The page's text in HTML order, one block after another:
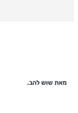
מאת שוש להב.